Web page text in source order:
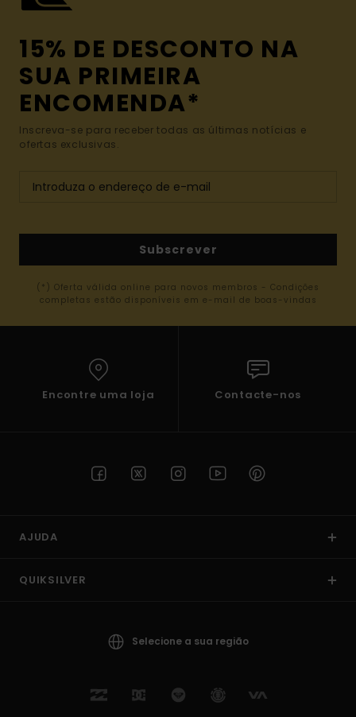
15% DE DESCONTO NA
SUA PRIMEIRA
ENCOMENDA*
Inscreva-se para receber todas as últimas notícias e
ofertas exclusivas.
Subscrever
(*) Oferta válida online para novos membros - Condições
completas estão disponíveis em e-mail de boas-vindas
Encontre uma loja Contacte-nos
AJUDA
QUIKSILVER
Selecione a sua região